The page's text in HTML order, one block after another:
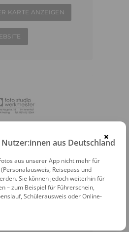
KARTE ANZEIGEN
Werkmeister
18
×
aus Deutschland
aus unserer App nicht mehr für
Reisepass und
Sie können jedoch weiterhin für
– zum Beispiel für Führerschein,
Schülerausweis oder Online-